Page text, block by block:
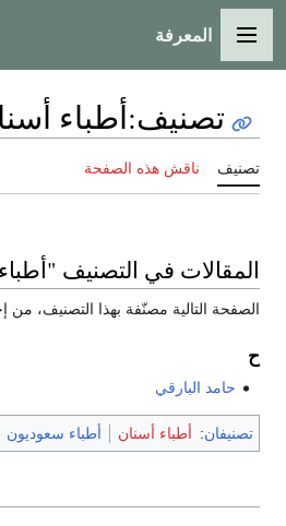
القائمة الرئيسية
المعرفة
تصنيف:أطباء
تصنيف ناقش هذه الصفحة
المقالات في التصنيف
الصفحة التالية مصنّفة بهذا التصنيف، من
ح
حامد البارقي
تصنيفان: أطباء أسنان أطباء سعوديون